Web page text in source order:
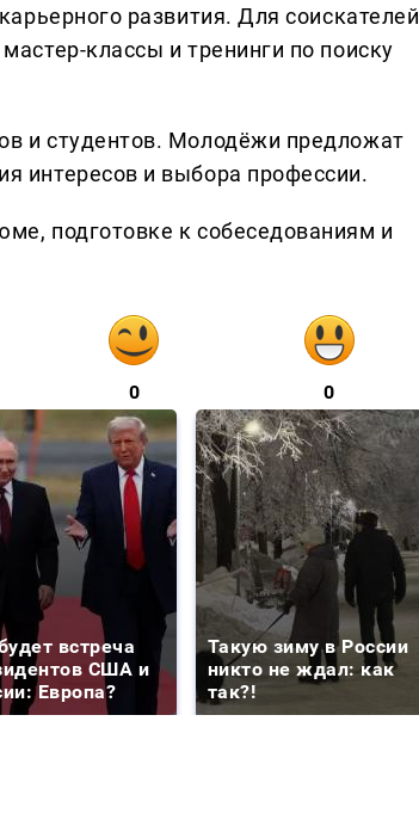
развития. Для соискателей
классы и тренинги по поиску
и студентов. Молодёжи предложат
интересов и выбора профессии.
подготовке к собеседованиям и
0 0
встреча
США и
Европа?
Такую зиму в России
никто не ждал: как
так?!